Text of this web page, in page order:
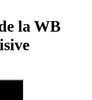
la WB